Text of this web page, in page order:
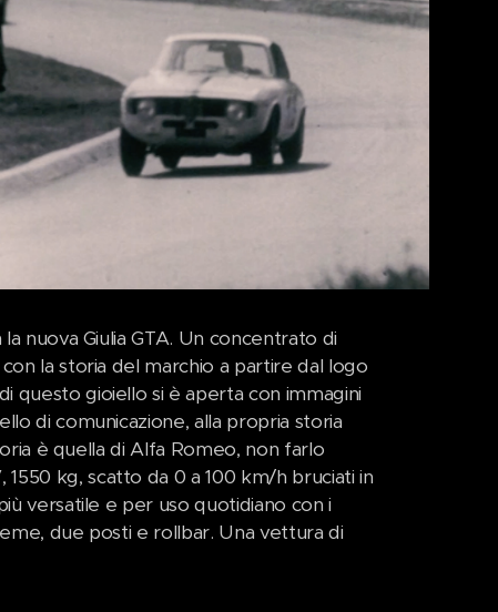
nuova Giulia GTA. Un concentrato di
la storia del marchio a partire dal logo
questo gioiello si è aperta con immagini
di comunicazione, alla propria storia
è quella di Alfa Romeo, non farlo
kg, scatto da 0 a 100 km/h bruciati in
versatile e per uso quotidiano con i
due posti e rollbar. Una vettura di